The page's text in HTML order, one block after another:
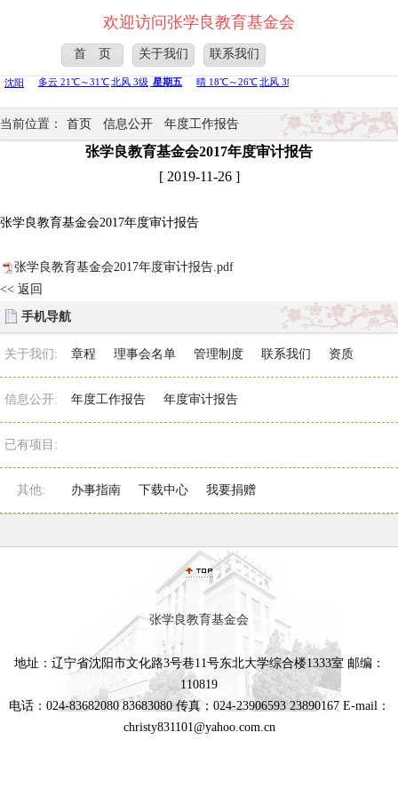
欢迎访问张学良教育基金会
首 页 关于我们 联系我们
当前位置： 首页 信息公开 年度工作报告
张学良教育基金会2017年度审计报告
[ 2019-11-26 ]
张学良教育基金会2017年度审计报告
张学良教育基金会2017年度审计报告.pdf
<< 返回
手机导航
关于我们: 章程 理事会名单 管理制度 联系我们 资质
信息公开: 年度工作报告 年度审计报告
已有项目:
其他: 办事指南 下载中心 我要捐赠
张学良教育基金会
地址：辽宁省沈阳市文化路3号巷11号东北大学综合楼1333室 邮编：
110819
电话：024-83682080 83683080 传真：024-23906593 23890167 E-mail：
christy831101@yahoo.com.cn